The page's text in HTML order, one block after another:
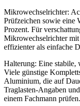
Mikrowechselrichter:
Prüfzeichen sowie eine
Prozent. Für
Mikrowechselrichter
effizienter als einfache
Halterung: Eine stabile,
Viele günstige
Aluminium, die auf
Traglasten-Angaben
einem Fachmann prüfen.